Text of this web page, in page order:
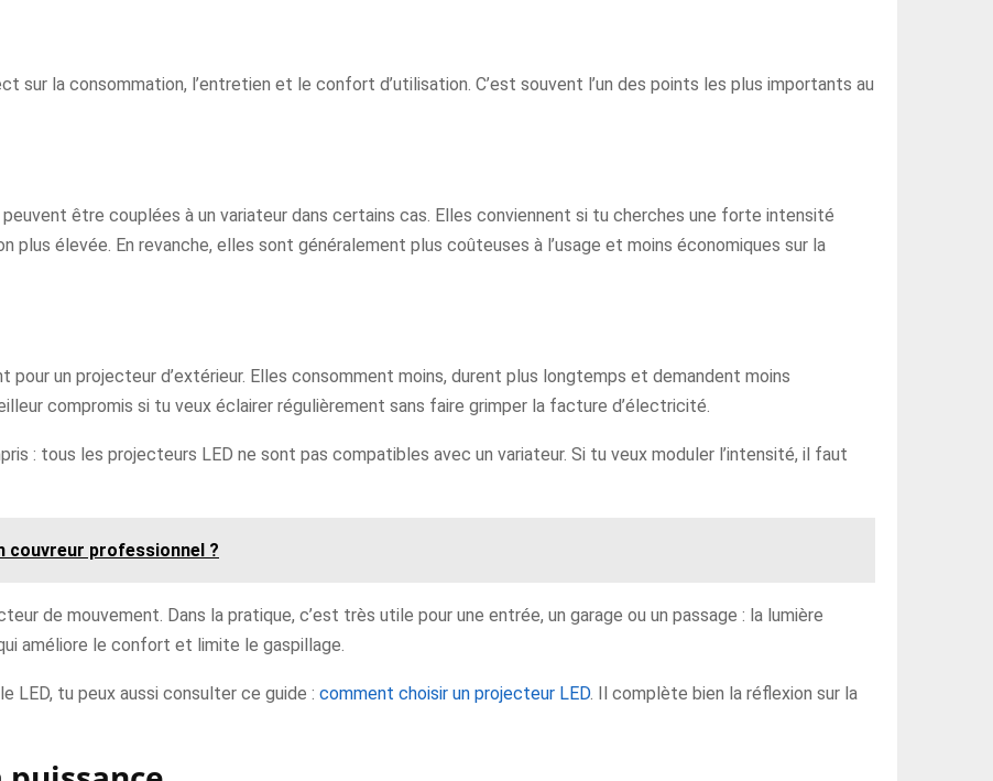
sur la consommation, l’entretien et le confort d’utilisation. C’est souvent l’un des points les plus importants au
être couplées à un variateur dans certains cas. Elles conviennent si tu cherches une forte intensité
plus élevée. En revanche, elles sont généralement plus coûteuses à l’usage et moins économiques sur la
pour un projecteur d’extérieur. Elles consomment moins, durent plus longtemps et demandent moins
compromis si tu veux éclairer régulièrement sans faire grimper la facture d’électricité.
: tous les projecteurs LED ne sont pas compatibles avec un variateur. Si tu veux moduler l’intensité, il faut
couvreur professionnel ?
de mouvement. Dans la pratique, c’est très utile pour une entrée, un garage ou un passage : la lumière
améliore le confort et limite le gaspillage.
LED, tu peux aussi consulter ce guide : comment choisir un projecteur LED. Il complète bien la réflexion sur la